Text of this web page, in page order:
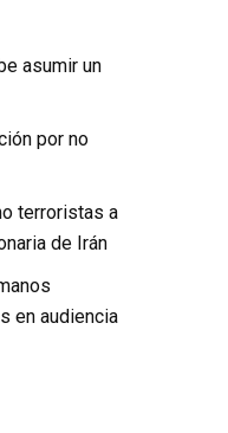
asumir un
por no
terroristas a
de Irán
en audiencia